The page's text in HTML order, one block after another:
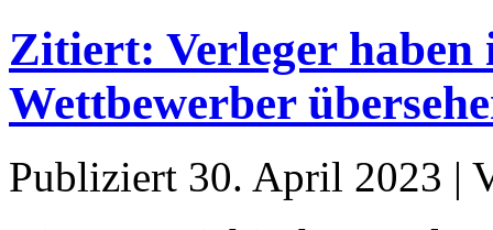
Zitiert: Verleger haben
Wettbewerber
Publiziert 30. April 2023 |